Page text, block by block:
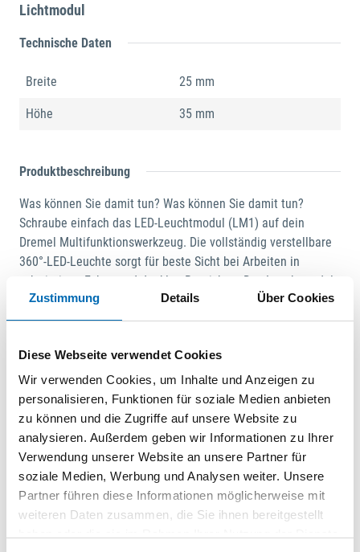
Zustimmung Details Über Cookies
Diese Webseite verwendet Cookies
Wir verwenden Cookies, um Inhalte und Anzeigen zu
personalisieren, Funktionen für soziale Medien anbieten
zu können und die Zugriffe auf unsere Website zu
analysieren. Außerdem geben wir Informationen zu Ihrer
Verwendung unserer Website an unsere Partner für
soziale Medien, Werbung und Analysen weiter. Unsere
Partner führen diese Informationen möglicherweise mit
weiteren Daten zusammen, die Sie ihnen bereitgestellt
Lichtmodul
Technische Daten
Breite 25 mm
Höhe 35 mm
Produktbeschreibung
Was können Sie damit tun? Was können Sie damit tun?
Schraube einfach das LED-Leuchtmodul (LM1) auf dein
Dremel Multifunktionswerkzeug. Die vollständig verstellbare
360°-LED-Leuchte sorgt für beste Sicht bei Arbeiten in
schwierigen Ecken und dunklen Bereichen. Das Leuchtmodul
sorgt für klare Sicht auf alles, was du tust, damit du mit
höchster Präzision arbeiten kannst. Schraube einfach das
Multifunktionswerkzeug. Die vollständig verstellbare 360°-
LED-Leuchte sorgt für beste Sicht bei Arbeiten in schwierigen
Ecken und dunklen Bereichen. Das Leuchtmodul sorgt für
klare Sicht auf alles, was du tust, damit du mit höchster
Präzision arbeiten kannst. Wie funktioniert es?. Wie
funktioniert es?. Schraube die reguläre Anschlusskappe von
deinem Dremel Multifunktionswerkzeug ab. Schraube einfach
das Leuchtmodul mit der integrierten Anschlusskappe auf
das Werkzeug. Die LED-Leuchte wird gemeinsam mit dem